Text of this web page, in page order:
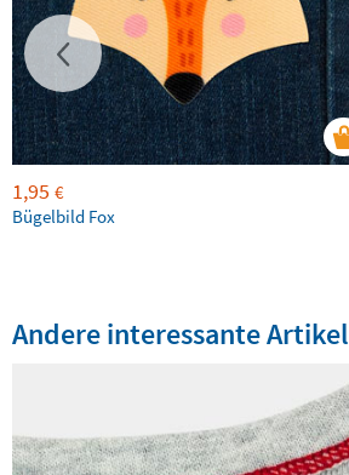
1,95 €
Bügelbild Fox
Andere interessante Artikel